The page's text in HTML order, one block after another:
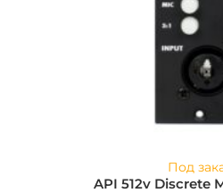
Под
API 512v Discrete